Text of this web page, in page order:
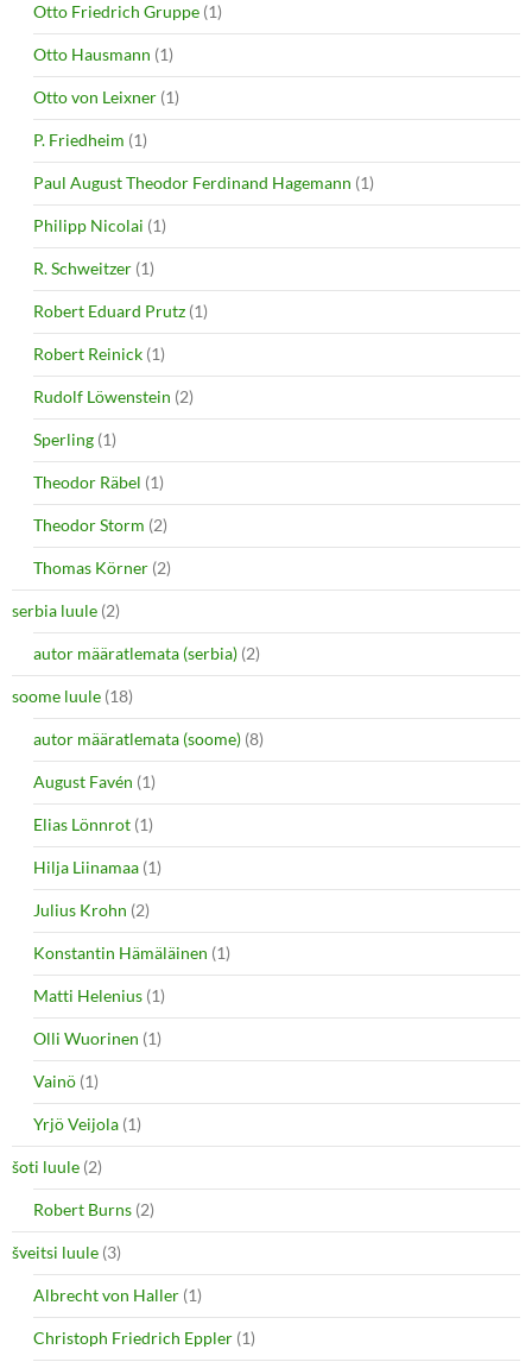
Otto Friedrich Gruppe (1)
Otto Hausmann (1)
Otto von Leixner (1)
P. Friedheim (1)
Paul August Theodor Ferdinand Hagemann (1)
Philipp Nicolai (1)
R. Schweitzer (1)
Robert Eduard Prutz (1)
Robert Reinick (1)
Rudolf Löwenstein (2)
Sperling (1)
Theodor Räbel (1)
Theodor Storm (2)
Thomas Körner (2)
serbia luule (2)
autor määratlemata (serbia) (2)
soome luule (18)
autor määratlemata (soome) (8)
August Favén (1)
Elias Lönnrot (1)
Hilja Liinamaa (1)
Julius Krohn (2)
Konstantin Hämäläinen (1)
Matti Helenius (1)
Olli Wuorinen (1)
Vainö (1)
Yrjö Veijola (1)
šoti luule (2)
Robert Burns (2)
šveitsi luule (3)
Albrecht von Haller (1)
Christoph Friedrich Eppler (1)